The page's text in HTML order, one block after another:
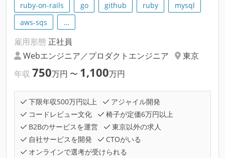
ruby-on-rails go github ruby
mysql
aws-sqs
…
雇用形態 正社員
Webエンジニア／プロダクトエンジニア
東京
年収 750万円 〜 1,100万円
下限年収500万円以上
アジャイル開発
コードレビュー文化
椅子が定価6万円以上
B2Bのサービスを運営
東京以外の求人
自社サービスを開発
CTOがいる
オンラインで選考が受けられる